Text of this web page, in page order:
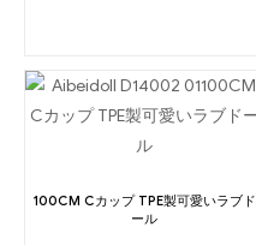
100CM Cカップ TPE製可愛いラブド
ール